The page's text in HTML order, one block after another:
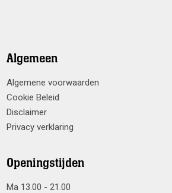
Algemeen
Algemene voorwaarden
Cookie Beleid
Disclaimer
Privacy verklaring
Openingstijden
Ma 13.00 - 21.00